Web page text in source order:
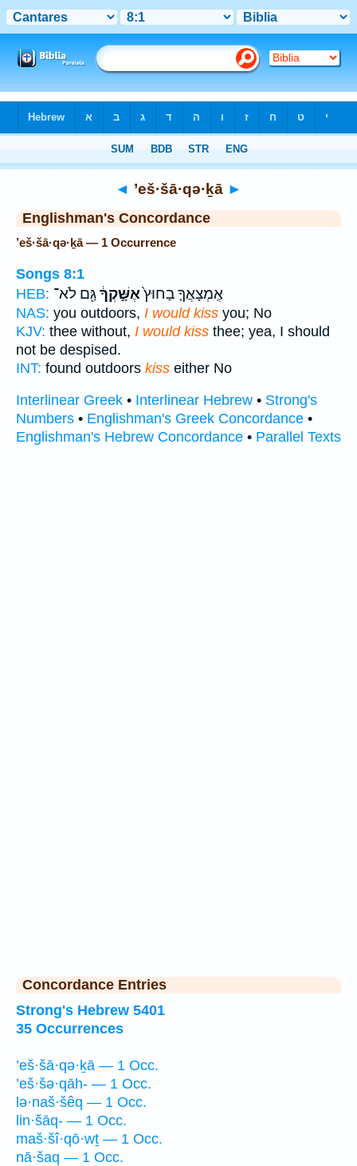
◄ ’eš·šā·qə·ḵā ►
Englishman's Concordance
’eš·šā·qə·ḵā — 1 Occurrence
Songs 8:1
HEB:
אֶֽמְצָאֲךָ֤ בַחוּץ֙אֶשָּׁ֣קְךָ֔גַּ֖ם לֹא־
NAS: you outdoors, I would kiss you; No
KJV: thee without, I would kiss thee; yea, I should
not be despised.
INT: found outdoors kiss either No
Interlinear Greek • Interlinear Hebrew • Strong's
Numbers • Englishman's Greek Concordance •
Englishman's Hebrew Concordance • Parallel Texts
Concordance Entries
Strong's Hebrew 5401
35 Occurrences
’eš·šā·qə·ḵā — 1 Occ.
’eš·šə·qāh- — 1 Occ.
lə·naš·šêq — 1 Occ.
lin·šāq- — 1 Occ.
maš·šî·qō·wṯ — 1 Occ.
nā·šaq — 1 Occ.